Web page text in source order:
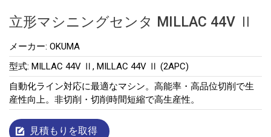
立形マシニングセンタ MILLAC 44V Ⅱ
メーカー: OKUMA
型式: MILLAC 44V Ⅱ, MILLAC 44V Ⅱ (2APC)
自動化ライン対応に最適なマシン。高能率・高品位切削で生
産性向上。非切削・切削時間短縮で高生産性。
見積もりを取得